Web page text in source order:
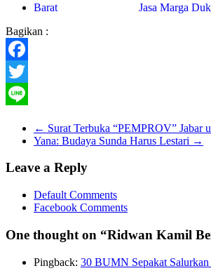
Jasa Marga
Bagikan :
Facebook
Twitter
← Surat Terbuka “PEMPROV” Jabar
Yana: Budaya Sunda Harus Lestari →
Leave a Reply
Default Comments
Facebook Comments
One thought on “Ridwan Kamil
Pingback: 30 BUMN Sepakat Salurkan